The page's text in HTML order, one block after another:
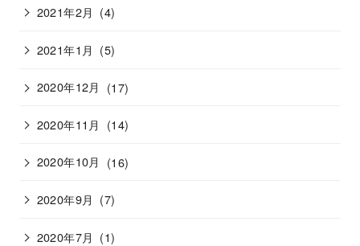
2021年2月 (4)
2021年1月 (5)
2020年12月 (17)
2020年11月 (14)
2020年10月 (16)
2020年9月 (7)
2020年7月 (1)